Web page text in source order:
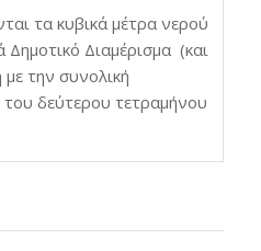
τα κυβικά μέτρα νερού
Διαμέρισμα (και
την συνολική
δεύτερου τετραμήνου